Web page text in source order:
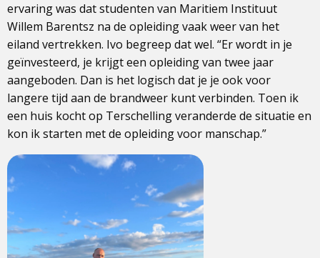
ervaring was dat studenten van Maritiem Instituut
Willem Barentsz na de opleiding vaak weer van het
eiland vertrekken. Ivo begreep dat wel. “Er wordt in je
geïnvesteerd, je krijgt een opleiding van twee jaar
aangeboden. Dan is het logisch dat je je ook voor
langere tijd aan de brandweer kunt verbinden. Toen ik
een huis kocht op Terschelling veranderde de situatie en
kon ik starten met de opleiding voor manschap.”